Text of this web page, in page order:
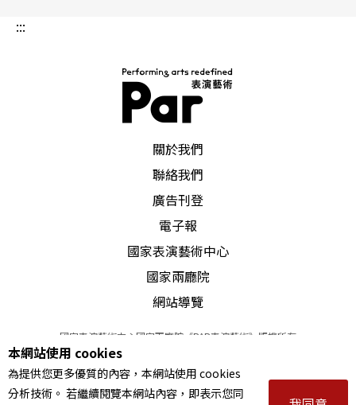
:::
關於我們
聯絡我們
廣告刊登
電子報
國家表演藝術中心
國家兩廳院
網站導覽
國家表演藝術中心國家兩廳院《PAR表演藝術》版權所有
© 2022Performing arts redefined. All Rights Reserved
統一編號 Tax Id number 00973926
本站所提供相關演出資訊，如有異動應以主辦單位公告為準。
本網站使用 cookies
為提供您更多優質的內容，本網站使用 cookies
分析技術。 若繼續閱覽本網站內容，即表示您同